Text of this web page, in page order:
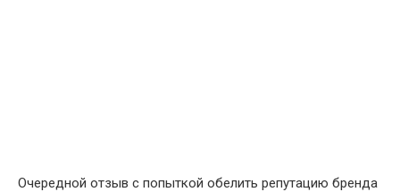
Очередной отзыв с попыткой обелить репутацию бренда